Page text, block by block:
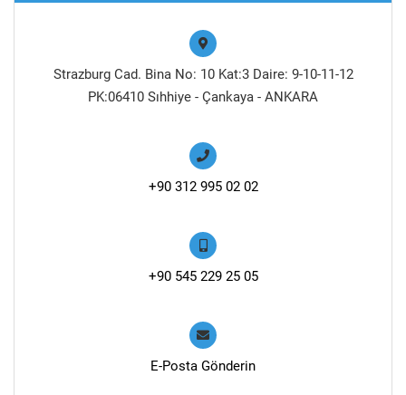
Strazburg Cad. Bina No: 10 Kat:3 Daire: 9-10-11-12
PK:06410 Sıhhiye - Çankaya - ANKARA
+90 312 995 02 02
+90 545 229 25 05
E-Posta Gönderin